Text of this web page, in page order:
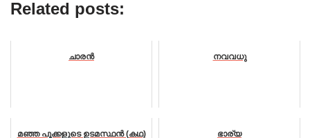
Related posts:
ചാരൻ നവവധു
മഞ്ഞ പൂക്കളുടെ ഉടമസ്ഥൻ (കഥ) ഭാര്യ